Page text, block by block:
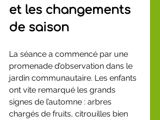
et les changements
de saison
La séance a commencé par une
promenade d’observation dans le
jardin communautaire. Les enfants
ont vite remarqué les grands
signes de l’automne : arbres
chargés de fruits, citrouilles bien